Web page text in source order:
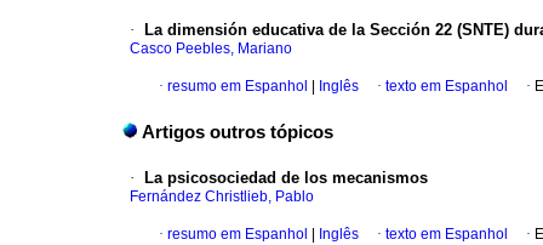
· La dimensión educativa de la Sección 22 (SNTE)
Casco Peebles, Mariano
· resumo em Espanhol Inglês · texto em Espanhol ·
Artigos outros tópicos
· La psicosociedad de los mecanismos
Fernández Christlieb, Pablo
· resumo em Espanhol Inglês · texto em Espanhol ·